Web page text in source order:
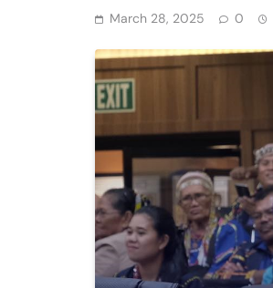
March 28, 2025 0